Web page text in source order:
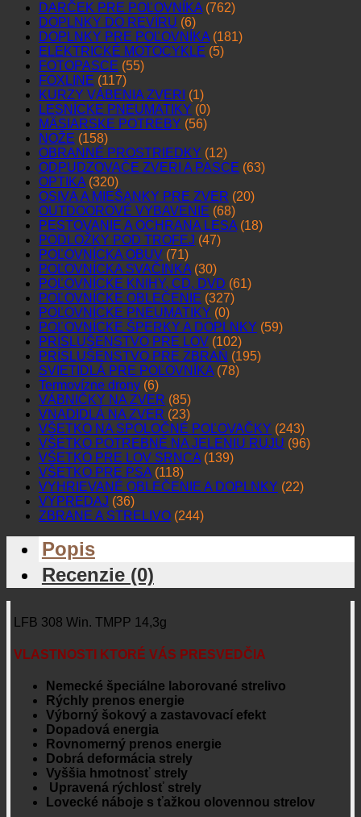
DARČEK PRE POĽOVNÍKA (762)
DOPLNKY DO REVÍRU (6)
DOPLNKY PRE POĽOVNÍKA (181)
ELEKTRICKÉ MOTOCYKLE (5)
FOTOPASCE (55)
FOXLINE (117)
KURZY VÁBENIA ZVERI (1)
LESNÍCKE PNEUMATIKY (0)
MÄSIARSKE POTREBY (56)
NOŽE (158)
OBRANNÉ PROSTRIEDKY (12)
ODPUDZOVAČE ZVERI A PASCE (63)
OPTIKA (320)
OSIVÁ A MIEŠANKY PRE ZVER (20)
OUTDOOROVÉ VYBAVENIE (68)
PESTOVANIE A OCHRANA LESA (18)
PODLOŽKY POD TROFEJ (47)
POĽOVNÍCKA OBUV (71)
POĽOVNÍCKA SVAČINKA (30)
POĽOVNÍCKE KNIHY, CD, DVD (61)
POĽOVNÍCKE OBLEČENIE (327)
POĽOVNÍCKE PNEUMATIKY (0)
POĽOVNÍCKE ŠPERKY A DOPLNKY (59)
PRÍSLUŠENSTVO PRE LOV (102)
PRÍSLUŠENSTVO PRE ZBRAŇ (195)
SVIETIDLÁ PRE POĽOVNÍKA (78)
Termovízne drony (6)
VÁBNIČKY NA ZVER (85)
VNADIDLÁ NA ZVER (23)
VŠETKO NA SPOLOČNÉ POĽOVAČKY (243)
VŠETKO POTREBNÉ NA JELENIU RUJU (96)
VŠETKO PRE LOV SRNCA (139)
VŠETKO PRE PSA (118)
VYHRIEVANÉ OBLEČENIE A DOPLNKY (22)
VÝPREDAJ (36)
ZBRANE A STRELIVO (244)
Popis
Recenzie (0)
LFB 308 Win. TMPP 14,3g
VLASTNOSTI KTORÉ VÁS PRESVEDČIA
Nemecké špeciálne laborované strelivo
Rýchly prenos energie
Výborný šokový a zastavovací efekt
Dopadová energia
Rovnomerný prenos energie
Dobrá deformácia strely
Vyššia hmotnosť strely
Upravená rýchlosť strely
Lovecké náboje s ťažkou olovennou strelov